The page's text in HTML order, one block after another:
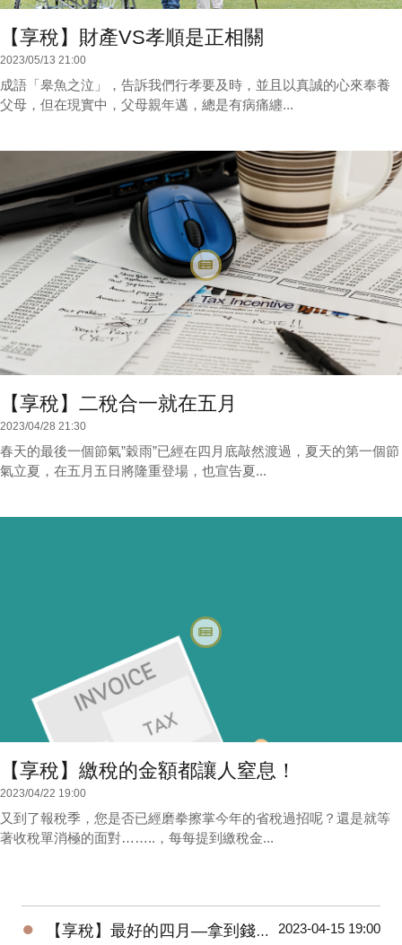
【享稅】財產VS孝順是正相關
2023/05/13 21:00
成語「皋魚之泣」，告訴我們行孝要及時，並且以真誠的心來奉養
父母，但在現實中，父母親年邁，總是有病痛纏...
【享稅】二稅合一就在五月
2023/04/28 21:30
春天的最後一個節氣”穀雨”已經在四月底敲然渡過，夏天的第一個節
氣立夏，在五月五日將隆重登場，也宣告夏...
【享稅】繳稅的金額都讓人窒息！
2023/04/22 19:00
又到了報稅季，您是否已經磨拳擦掌今年的省稅過招呢？還是就等
著收稅單消極的面對……..，每每提到繳稅金...
● 【享稅】最好的四月—拿到錢又全民大減稅 2023-04-15 19:00